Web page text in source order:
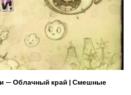
— Облачный край | Смешные